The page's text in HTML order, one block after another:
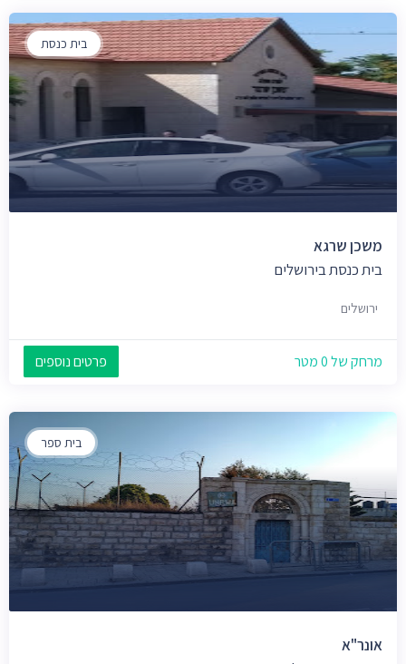
בית כנסת
משכן שרגא
בית כנסת בירושלים
ירושלים
מרחק של 0 מטר פרטים נוספים
בית ספר
אונר"א